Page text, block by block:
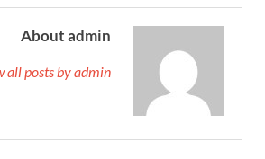
About admin
all posts by admin →